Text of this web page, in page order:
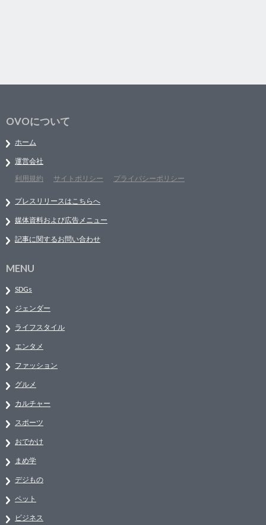
OVOについて
ホーム
運営会社
利用規約
サイトポリシー プライバシーポリシー
プレスリリースはこちらへ
媒体資料および広告メニュー
記事に関するお問い合わせ
MENU
SDGs
ジェンダー
ライフスタイル
エンタメ
ファッション
グルメ
カルチャー
スポーツ
おでかけ
まめ学
デジもの
ペット
ビジネス